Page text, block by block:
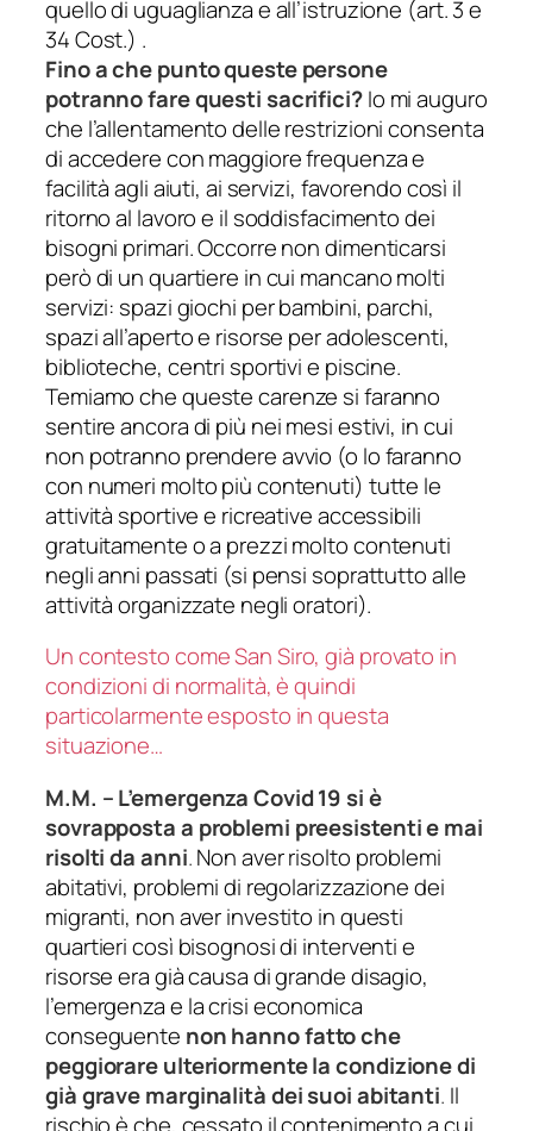
quello di uguaglianza e all’istruzione (art. 3 e
34 Cost.) .
Fino a che punto queste persone
potranno fare questi sacrifici?Io mi auguro
che l’allentamento delle restrizioni consenta
di accedere con maggiore frequenza e
facilità agli aiuti, ai servizi, favorendo così il
ritorno al lavoro e il soddisfacimento dei
bisogni primari. Occorre non dimenticarsi
però di un quartiere in cui mancano molti
servizi: spazi giochi per bambini, parchi,
spazi all’aperto e risorse per adolescenti,
biblioteche, centri sportivi e piscine.
Temiamo che queste carenze si faranno
sentire ancora di più nei mesi estivi, in cui
non potranno prendere avvio (o lo faranno
con numeri molto più contenuti) tutte le
attività sportive e ricreative accessibili
gratuitamente o a prezzi molto contenuti
negli anni passati (si pensi soprattutto alle
attività organizzate negli oratori).
Un contesto come San Siro, già provato in
condizioni di normalità, è quindi
particolarmente esposto in questa
situazione…
M.M. – L’emergenza Covid 19 si è
sovrapposta a problemi preesistenti e mai
risolti da anni.Non aver risolto problemi
abitativi, problemi di regolarizzazione dei
migranti, non aver investito in questi
quartieri così bisognosi di interventi e
risorse era già causa di grande disagio,
l’emergenza e la crisi economica
conseguente non hanno fatto che
peggiorare ulteriormente la condizione di
già grave marginalità dei suoi abitanti. Il
rischio è che, cessato il contenimento a cui